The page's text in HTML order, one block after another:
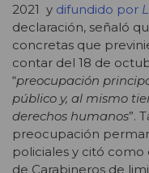
2021 y difundido por
declaración, señaló
concretas que
contar del 18 de
“preocupación
público y, al mismo
derechos humanos”.
preocupación
policiales y citó
de Carabineros de